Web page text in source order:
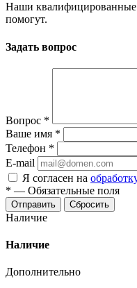
Наши квалифицированные
помогут.
Задать вопрос
Вопрос *
Ваше имя *
Телефон *
E-mail
Я согласен на
* — Обязательные поля
Сбросить
Наличие
Наличие
Дополнительно